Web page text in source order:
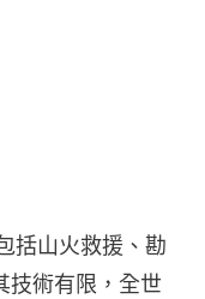
括山火救援、勘
技術有限，全世